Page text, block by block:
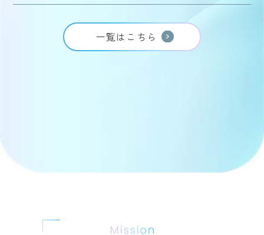
一覧はこちら